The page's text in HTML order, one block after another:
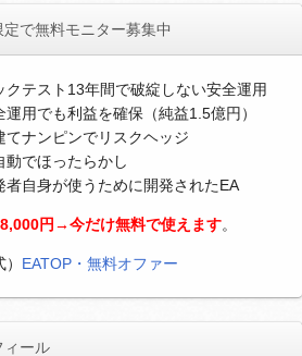
定で無料モニター募集中
クテスト13年間で破綻しない安全運用
運用でも利益を確保（純益1.5億円）
てナンピンでリスクヘッジ
動でほったらかし
者自身が使うために開発されたEA
円→今だけ無料で使えます。
EATOP・無料オファー
ィール